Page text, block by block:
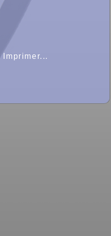
Imprimer...